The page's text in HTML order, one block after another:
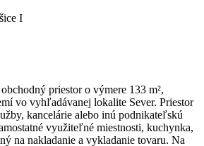
I
priestor o výmere 133 m²,
vo vyhľadávanej lokalite Sever. Priestor
kancelárie alebo inú podnikateľskú
využiteľné miestnosti, kuchynka,
na nakladanie a vykladanie tovaru. Na